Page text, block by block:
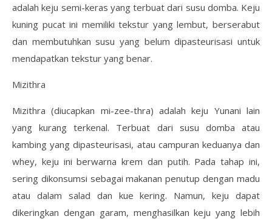
adalah keju semi-keras yang terbuat dari susu domba. Keju
kuning pucat ini memiliki tekstur yang lembut, berserabut
dan membutuhkan susu yang belum dipasteurisasi untuk
mendapatkan tekstur yang benar.
Mizithra
Mizithra (diucapkan mi-zee-thra) adalah keju Yunani lain
yang kurang terkenal. Terbuat dari susu domba atau
kambing yang dipasteurisasi, atau campuran keduanya dan
whey, keju ini berwarna krem ​​dan putih. Pada tahap ini,
sering dikonsumsi sebagai makanan penutup dengan madu
atau dalam salad dan kue kering. Namun, keju dapat
dikeringkan dengan garam, menghasilkan keju yang lebih